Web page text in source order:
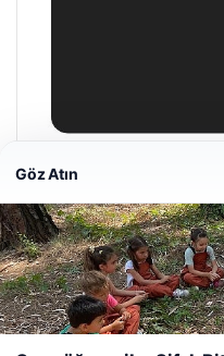
Hastaş Beton
26/05/2026
Web sitemizi nasıl
Göz Atın